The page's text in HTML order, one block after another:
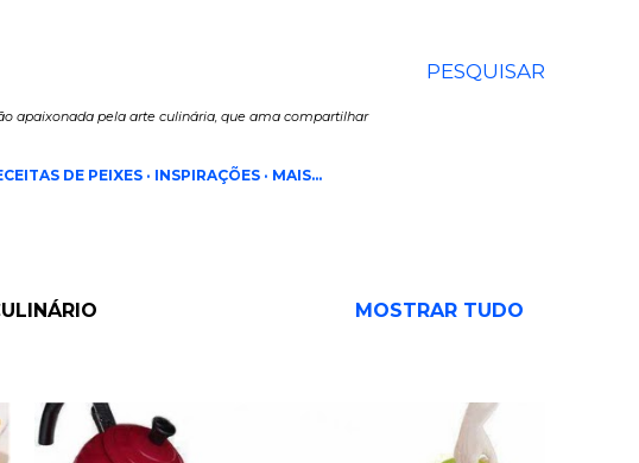
PESQUISAR
apaixonada pela arte culinária, que ama compartilhar
DE PEIXES INSPIRAÇÕES MAIS…
MOSTRAR TUDO